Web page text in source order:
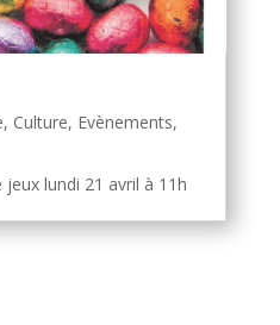
, Culture, Evènements,
lundi 21 avril à 11h